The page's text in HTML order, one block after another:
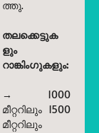
ത്തു.
തലക്കെട്ടുക
ളും
റാങ്കിംഗുകളും:
→ 1000
മീറ്ററിലും 1500
മീറ്ററിലും